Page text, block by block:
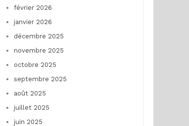
février 2026
janvier 2026
décembre 2025
novembre 2025
octobre 2025
septembre 2025
août 2025
juillet 2025
juin 2025